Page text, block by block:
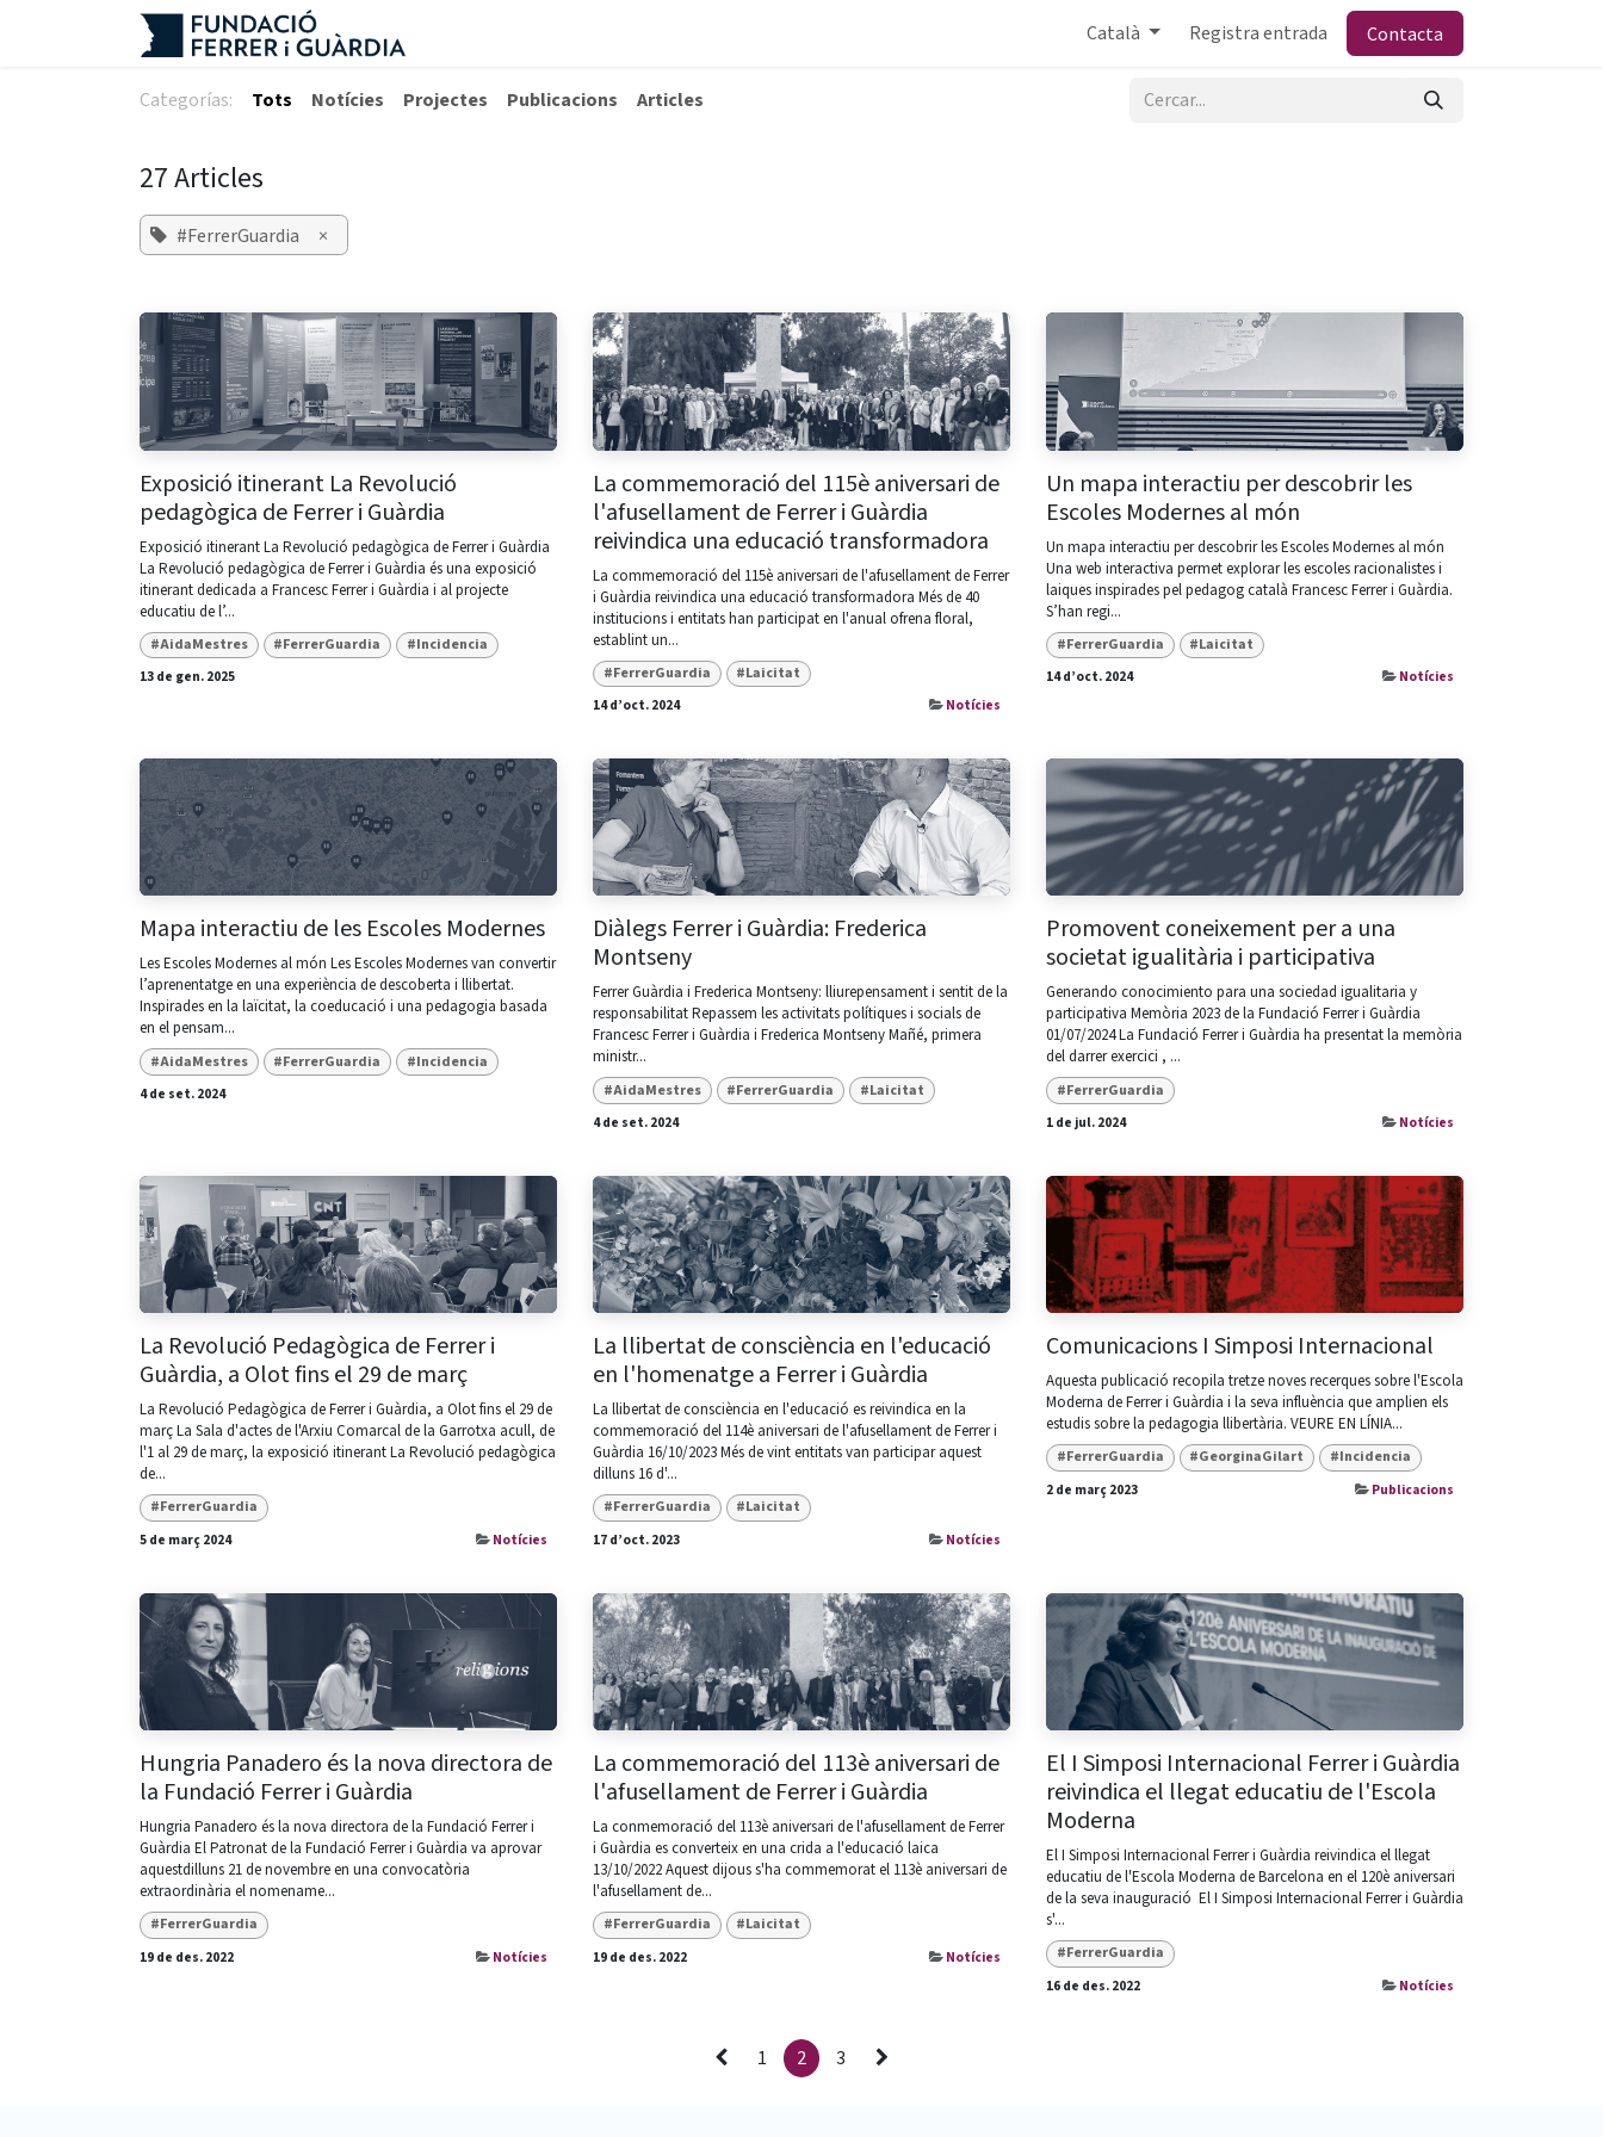
Català Registra entrada Contacta
Categorías: Tots Notícies Projectes Publicacions Articles
27 Articles
#FerrerGuardia ×
Exposició itinerant La Revolució
pedagògica de Ferrer i Guàrdia
Exposició itinerant La Revolució pedagògica de Ferrer i Guàrdia
La Revolució pedagògica de Ferrer i Guàrdia és una exposició
itinerant dedicada a Francesc Ferrer i Guàrdia i al projecte
educatiu de l’...
#AidaMestres #FerrerGuardia
#Incidencia
13 de gen. 2025
La commemoració del 115è aniversari de
l'afusellament de Ferrer i Guàrdia
reivindica una educació transformadora
La commemoració del 115è aniversari de l'afusellament de Ferrer
i Guàrdia reivindica una educació transformadora Més de 40
institucions i entitats han participat en l'anual ofrena floral,
establint un...
#FerrerGuardia
#Laicitat
14 d’oct. 2024
Notícies
Un mapa interactiu per descobrir les
Escoles Modernes al món
Un mapa interactiu per descobrir les Escoles Modernes al món
Una web interactiva permet explorar les escoles racionalistes i
laiques inspirades pel pedagog català Francesc Ferrer i Guàrdia.
S’han regi...
#FerrerGuardia
#Laicitat
14 d’oct. 2024
Notícies
Mapa interactiu de les Escoles Modernes
Les Escoles Modernes al món Les Escoles Modernes van convertir
l’aprenentatge en una experiència de descoberta i llibertat.
Inspirades en la laïcitat, la coeducació i una pedagogia basada
en el pensam...
#AidaMestres #FerrerGuardia
#Incidencia
4 de set. 2024
Diàlegs Ferrer i Guàrdia: Frederica
Montseny
Ferrer Guàrdia i Frederica Montseny: lliurepensament i sentit de la
responsabilitat Repassem les activitats polítiques i socials de
Francesc Ferrer i Guàrdia i Frederica Montseny Mañé, primera
ministr...
#AidaMestres #FerrerGuardia
#Laicitat
4 de set. 2024
Promovent coneixement per a una
societat igualitària i participativa
Generando conocimiento para una sociedad igualitaria y
participativa Memòria 2023 de la Fundació Ferrer i Guàrdia
01/07/2024 La Fundació Ferrer i Guàrdia ha presentat la memòria
del darrer exercici , ...
#FerrerGuardia
1 de jul. 2024
Notícies
La Revolució Pedagògica de Ferrer i
Guàrdia, a Olot fins el 29 de març
La Revolució Pedagògica de Ferrer i Guàrdia, a Olot fins el 29 de
març La Sala d'actes de l'Arxiu Comarcal de la Garrotxa acull, de
l'1 al 29 de març, la exposició itinerant La Revolució pedagògica
de...
#FerrerGuardia
5 de març 2024
Notícies
La llibertat de consciència en l'educació
en l'homenatge a Ferrer i Guàrdia
La llibertat de consciència en l'educació es reivindica en la
commemoració del 114è aniversari de l'afusellament de Ferrer i
Guàrdia 16/10/2023 Més de vint entitats van participar aquest
dilluns 16 d'...
#FerrerGuardia
#Laicitat
17 d’oct. 2023
Notícies
Comunicacions I Simposi Internacional
Aquesta publicació recopila tretze noves recerques sobre l'Escola
Moderna de Ferrer i Guàrdia i la seva influència que amplien els
estudis sobre la pedagogia llibertària. VEURE EN LÍNIA...
#FerrerGuardia #GeorginaGilart
#Incidencia
2 de març 2023
Publicacions
Hungria Panadero és la nova directora de
la Fundació Ferrer i Guàrdia
Hungria Panadero és la nova directora de la Fundació Ferrer i
Guàrdia El Patronat de la Fundació Ferrer i Guàrdia va aprovar
aquestdilluns 21 de novembre en una convocatòria
extraordinària el nomename...
#FerrerGuardia
19 de des. 2022
Notícies
La commemoració del 113è aniversari de
l'afusellament de Ferrer i Guàrdia
La conmemoració del 113è aniversari de l'afusellament de Ferrer
i Guàrdia es converteix en una crida a l'educació laica
13/10/2022 Aquest dijous s'ha commemorat el 113è aniversari de
l'afusellament de...
#FerrerGuardia
#Laicitat
19 de des. 2022
Notícies
El I Simposi Internacional Ferrer i Guàrdia
reivindica el llegat educatiu de l'Escola
Moderna
El I Simposi Internacional Ferrer i Guàrdia reivindica el llegat
educatiu de l'Escola Moderna de Barcelona en el 120è aniversari
de la seva inauguració ​ El I Simposi Internacional Ferrer i Guàrdia
s'...
#FerrerGuardia
16 de des. 2022
Notícies
1 2 3